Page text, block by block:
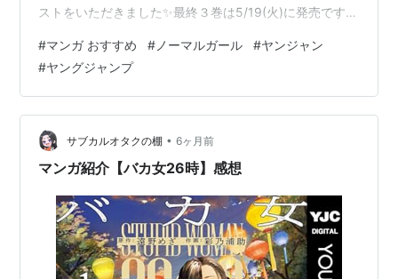
ストをいただきました✨最終３巻は5/19(火)に発売です。
pic.twitter.com/g7SAbfoxif— ノーマルガール［公式］
(@normalgirl_jp) 2026年3月19日 この作品ですが、連載
開始は2023年6月ごろ、同年10月に作者体調不良により
連載休止していました。それ以降は情報がほぼなかった
んですが、2年後の2025年10月に連載再…
#マンガ おすすめ # ノーマルガール #ヤンジャン
#ヤングジャンプ
サブカルオタクの棚 • 6ヶ月前
マンガ紹介【バカ女26時】感想